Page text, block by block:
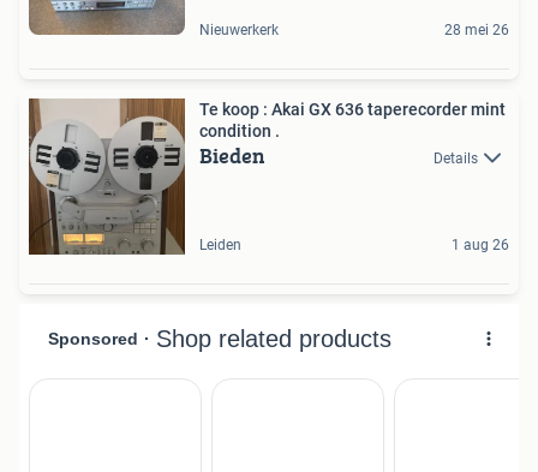
Nieuwerkerk 28 mei 26
Te koop : Akai GX 636 taperecorder mint
condition .
Bieden Details
Leiden 1 aug 26